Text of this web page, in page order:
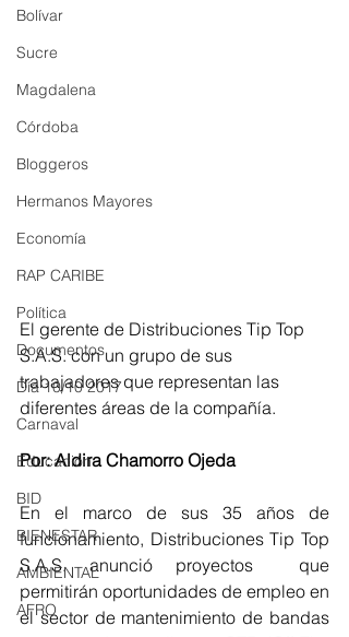
Bolívar
Sucre
Magdalena
Córdoba
Bloggeros
Hermanos Mayores
Economía
RAP CARIBE
Política
Documentos
Día 10/10 2017
Carnaval
Educación
BID
BIENESTAR
AMBIENTAL
AFRO
El gerente de Distribuciones Tip Top
S.A.S. con un grupo de sus
trabajadores que representan las
diferentes áreas de la compañía.
Por: Aldira Chamorro Ojeda
En el marco de sus 35 años de
funcionamiento, Distribuciones Tip Top
S.A.S. anunció proyectos  que
permitirán oportunidades de empleo en
el sector de mantenimiento de bandas